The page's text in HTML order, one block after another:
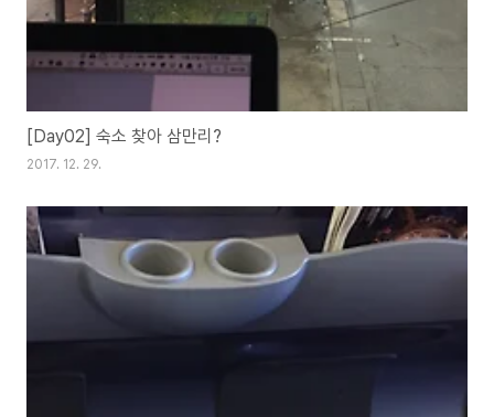
[Day02] 숙소 찾아 삼만리?
2017. 12. 29.